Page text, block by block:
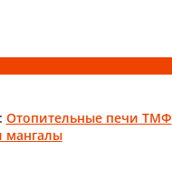
Отопительные печи ТМФ
мангалы